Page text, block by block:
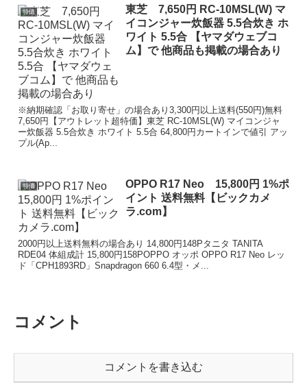
特価
東芝 7,650円 RC-10MSL(W) マ
イコンジャー炊飯器 5.5合炊き ホ
ワイト 5.5合 【ヤマダウェブコ
ム】で 他商品も掲載の場合あり
※納期確認「お取り寄せ」の場合あり3,300円以上送料(550円)無料
7,650円【アウトレット超特価】東芝 RC-10MSL(W) マイコンジャ
ー炊飯器 5.5合炊き ホワイト 5.5合 64,800円カートインで値引 アッ
プル(Ap...
特価
OPPO R17 Neo 15,800円 1%ポ
イント 送料無料【ビックカメ
ラ.com】
2000円以上送料無料の場合あり 14,800円148Pタニタ TANITA
RDE04 体組成計 15,800円158POPPO オッポ OPPO R17 Neo レッ
ド「CPH1893RD」Snapdragon 660 6.4型・メ...
コメント
コメントを書き込む